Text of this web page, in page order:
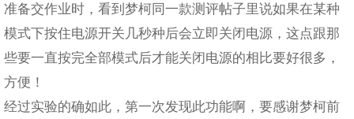
准备交作业时，看到梦柯同一款测评帖子里说如果在某种
模式下按住电源开关几秒种后会立即关闭电源，这点跟那
些要一直按完全部模式后才能关闭电源的相比要好很多，
方便！
经过实验的确如此，第一次发现此功能啊，要感谢梦柯前